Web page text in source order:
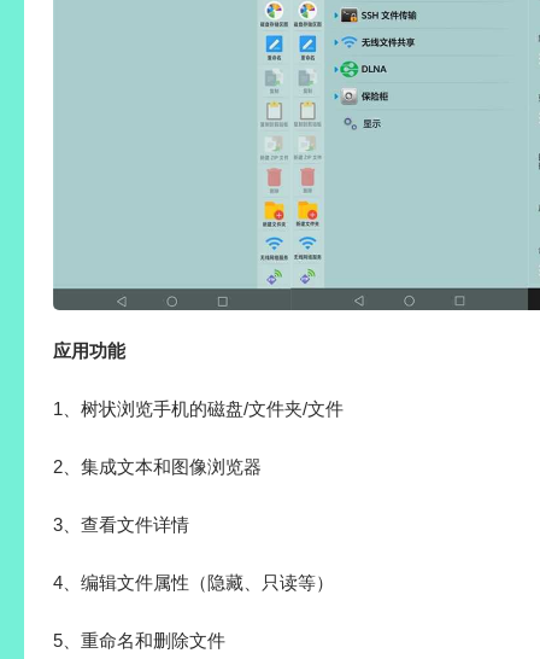
应用功能
1、树状浏览手机的磁盘/文件夹/文件
2、集成文本和图像浏览器
3、查看文件详情
4、编辑文件属性（隐藏、只读等）
5、重命名和删除文件